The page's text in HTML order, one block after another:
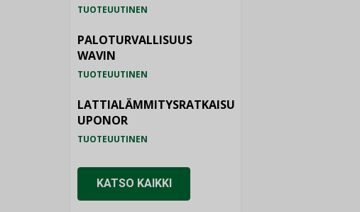
TUOTEUUTINEN
PALOTURVALLISUUS
WAVIN
TUOTEUUTINEN
LATTIALÄMMITYSRATKAISU
UPONOR
TUOTEUUTINEN
KATSO KAIKKI